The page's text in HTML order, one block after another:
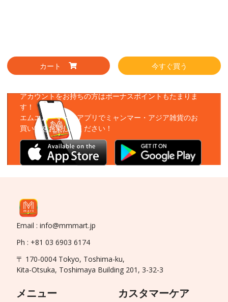
カート 今すぐ買う
アカウントをお持ちの方はボーナスポイントもたまりま
す！
エムエムーマートアプリでミャンマー・アジア雑貨のお
買い物をお楽しみください！
Email : info@mmmart.jp
Ph : +81 03 6903 6174
〒 170-0004 Tokyo, Toshima-ku,
Kita-Otsuka, Toshimaya Building 201, 3-32-3
メニュー カスタマーケア